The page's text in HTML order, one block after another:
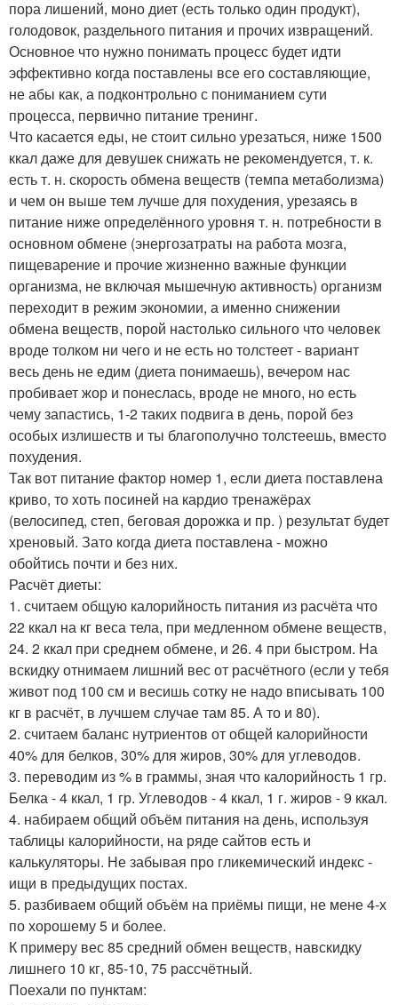
пора лишений, моно диет (есть только один продукт),
голодовок, раздельного питания и прочих извращений.
Основное что нужно понимать процесс будет идти
эффективно когда поставлены все его составляющие,
не абы как, а подконтрольно с пониманием сути
процесса, первично питание тренинг.
Что касается еды, не стоит сильно урезаться, ниже 1500
ккал даже для девушек снижать не рекомендуется, т. к.
есть т. н. скорость обмена веществ (темпа метаболизма)
и чем он выше тем лучше для похудения, урезаясь в
питание ниже определённого уровня т. н. потребности в
основном обмене (энергозатраты на работа мозга,
пищеварение и прочие жизненно важные функции
организма, не включая мышечную активность) организм
переходит в режим экономии, а именно снижении
обмена веществ, порой настолько сильного что человек
вроде толком ни чего и не есть но толстеет - вариант
весь день не едим (диета понимаешь), вечером нас
пробивает жор и понеслась, вроде не много, но есть
чему запастись, 1-2 таких подвига в день, порой без
особых излишеств и ты благополучно толстеешь, вместо
похудения.
Так вот питание фактор номер 1, если диета поставлена
криво, то хоть посиней на кардио тренажёрах
(велосипед, степ, беговая дорожка и пр. ) результат будет
хреновый. Зато когда диета поставлена - можно
обойтись почти и без них.
Расчёт диеты:
1. считаем общую калорийность питания из расчёта что
22 ккал на кг веса тела, при медленном обмене веществ,
24. 2 ккал при среднем обмене, и 26. 4 при быстром. На
вскидку отнимаем лишний вес от расчётного (если у тебя
живот под 100 см и весишь сотку не надо вписывать 100
кг в расчёт, в лучшем случае там 85. А то и 80).
2. считаем баланс нутриентов от общей калорийности
40% для белков, 30% для жиров, 30% для углеводов.
3. переводим из % в граммы, зная что калорийность 1 гр.
Белка - 4 ккал, 1 гр. Углеводов - 4 ккал, 1 г. жиров - 9 ккал.
4. набираем общий объём питания на день, используя
таблицы калорийности, на ряде сайтов есть и
калькуляторы. Не забывая про гликемический индекс -
ищи в предыдущих постах.
5. разбиваем общий объём на приёмы пищи, не мене 4-х
по хорошему 5 и более.
К примеру вес 85 средний обмен веществ, навскидку
лишнего 10 кг, 85-10, 75 рассчётный.
Поехали по пунктам: